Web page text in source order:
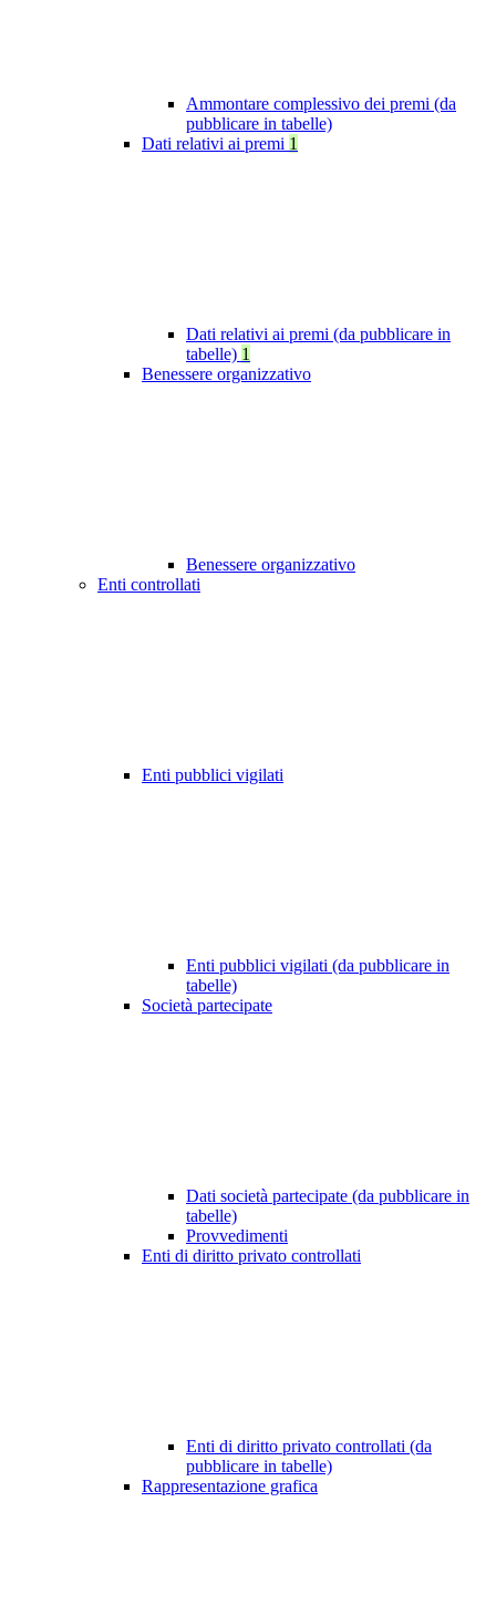
Ammontare complessivo dei premi (da
pubblicare in tabelle)
Dati relativi ai premi 1
Dati relativi ai premi (da pubblicare in
tabelle) 1
Benessere organizzativo
Benessere organizzativo
Enti controllati
Enti pubblici vigilati
Enti pubblici vigilati (da pubblicare in
tabelle)
Società partecipate
Dati società partecipate (da pubblicare in
tabelle)
Provvedimenti
Enti di diritto privato controllati
Enti di diritto privato controllati (da
pubblicare in tabelle)
Rappresentazione grafica